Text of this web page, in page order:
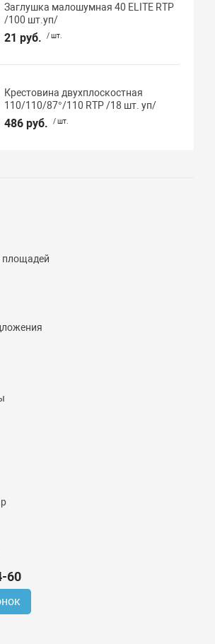
Заглушка малошумная 40 ELITE RTP
/100 шт.уп/
21 руб. / шт.
Крестовина двухплоскостная
110/110/87°/110 RTP /18 шт. уп/
486 руб. / шт.
площадей
60